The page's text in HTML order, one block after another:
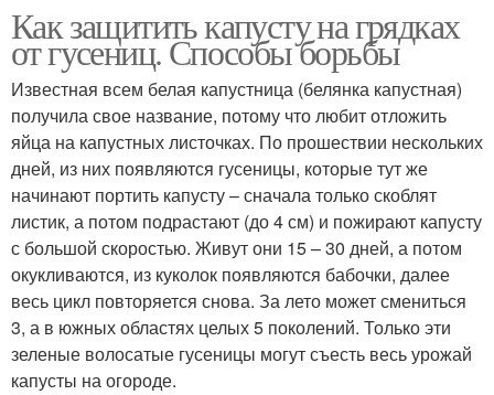
Как защитить капусту на грядках
от гусениц. Способы борьбы
Известная всем белая капустница (белянка капустная)
получила свое название, потому что любит отложить
яйца на капустных листочках. По прошествии нескольких
дней, из них появляются гусеницы, которые тут же
начинают портить капусту – сначала только скоблят
листик, а потом подрастают (до 4 см) и пожирают капусту
с большой скоростью. Живут они 15 – 30 дней, а потом
окукливаются, из куколок появляются бабочки, далее
весь цикл повторяется снова. За лето может смениться
3, а в южных областях целых 5 поколений. Только эти
зеленые волосатые гусеницы могут съесть весь урожай
капусты на огороде.